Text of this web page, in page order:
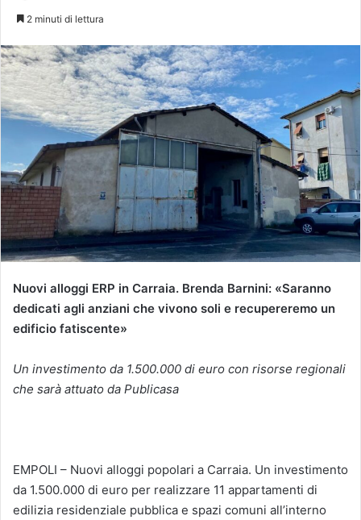
2 minuti di lettura
Nuovi alloggi ERP in Carraia. Brenda Barnini: «Saranno
dedicati agli anziani che vivono soli e recupereremo un
edificio fatiscente»
Un investimento da 1.500.000 di euro con risorse regionali
che sarà attuato da Publicasa
EMPOLI – Nuovi alloggi popolari a Carraia. Un investimento
da 1.500.000 di euro per realizzare 11 appartamenti di
edilizia residenziale pubblica e spazi comuni all’interno